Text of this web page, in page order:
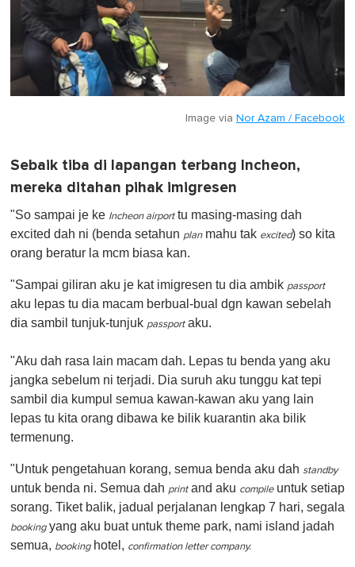
Image via Nor Azam / Facebook
Sebaik tiba di lapangan terbang Incheon,
mereka ditahan pihak imigresen
"So sampai je ke Incheon airporttu masing-masing dah
excited dah ni (benda setahun planmahu tak excited) so kita
orang beratur la mcm biasa kan.
"Sampai giliran aku je kat imigresen tu dia ambik passport
aku lepas tu dia macam berbual-bual dgn kawan sebelah
dia sambil tunjuk-tunjuk passportaku.
"Aku dah rasa lain macam dah. Lepas tu benda yang aku
jangka sebelum ni terjadi. Dia suruh aku tunggu kat tepi
sambil dia kumpul semua kawan-kawan aku yang lain
lepas tu kita orang dibawa ke bilik kuarantin aka bilik
termenung.
"Untuk pengetahuan korang, semua benda aku dah standby
untuk benda ni. Semua dah printand aku compileuntuk setiap
sorang. Tiket balik, jadual perjalanan lengkap 7 hari, segala
bookingyang aku buat untuk theme park, nami island jadah
semua, bookinghotel, confirmation letter company.